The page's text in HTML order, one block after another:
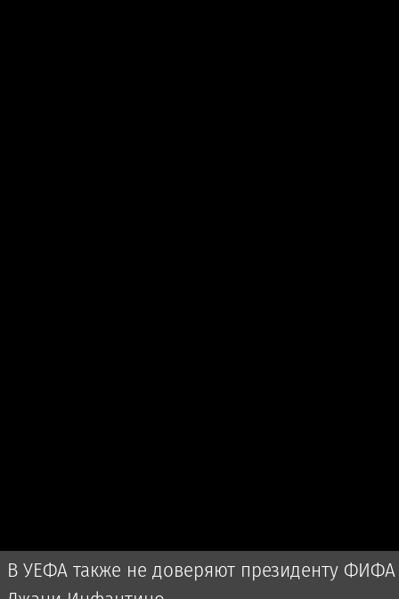
В УЕФА также не доверяют президенту ФИФА